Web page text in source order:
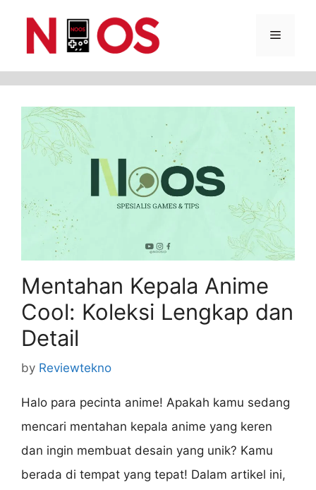
Menu
Mentahan Kepala Anime
Cool: Koleksi Lengkap dan
Detail
by Reviewtekno
Halo para pecinta anime! Apakah kamu sedang
mencari mentahan kepala anime yang keren
dan ingin membuat desain yang unik? Kamu
berada di tempat yang tepat! Dalam artikel ini,